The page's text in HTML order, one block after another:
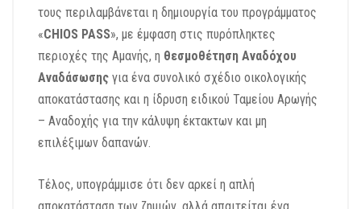
τους περιλαμβάνεται η δημιουργία του προγράμματος
«CHIOS PASS», με έμφαση στις πυρόπληκτες
περιοχές της Αμανής, η θεσμοθέτηση Αναδόχου
Αναδάσωσης για ένα συνολικό σχέδιο οικολογικής
αποκατάστασης και η ίδρυση ειδικού Ταμείου Αρωγής
– Αναδοχής για την κάλυψη έκτακτων και μη
επιλέξιμων δαπανών.
Τέλος, υπογράμμισε ότι δεν αρκεί η απλή